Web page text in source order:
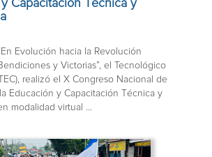
Capacitación Técnica y
Evolución hacia la Revolución
y Victorias”, el Tecnológico
realizó el X Congreso Nacional de
Educación y Capacitación Técnica y
modalidad virtual ...